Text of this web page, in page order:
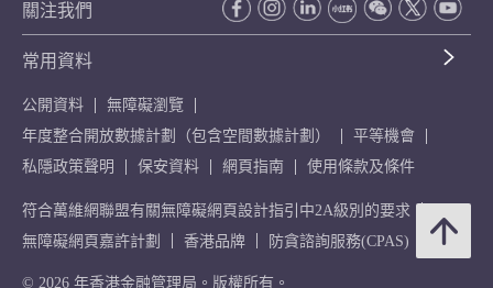
關注我們
常用資料
公開資料
無障礙瀏覽
年度整合開放數據計劃（包含空間數據計劃）
平等機會
私隱政策聲明
保安資料 網頁指南 使用條款及條件
符合萬維網聯盟有關無障礙網頁設計指引中2A級別的要求
無障礙網頁嘉許計劃
香港品牌 防貪諮詢服務(CPAS)
© 2026 年香港金融管理局。版權所有。